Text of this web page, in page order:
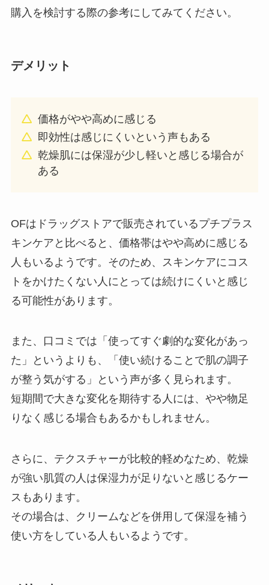
購入を検討する際の参考にしてみてください。
デメリット
価格がやや高めに感じる
即効性は感じにくいという声もある
乾燥肌には保湿が少し軽いと感じる場合が
ある
OFはドラッグストアで販売されているプチプラス
キンケアと比べると、価格帯はやや高めに感じる
人もいるようです。そのため、スキンケアにコス
トをかけたくない人にとっては続けにくいと感じ
る可能性があります。
また、口コミでは「使ってすぐ劇的な変化があっ
た」というよりも、「使い続けることで肌の調子
が整う気がする」という声が多く見られます。
短期間で大きな変化を期待する人には、やや物足
りなく感じる場合もあるかもしれません。
さらに、テクスチャーが比較的軽めなため、乾燥
が強い肌質の人は保湿力が足りないと感じるケー
スもあります。
その場合は、クリームなどを併用して保湿を補う
使い方をしている人もいるようです。